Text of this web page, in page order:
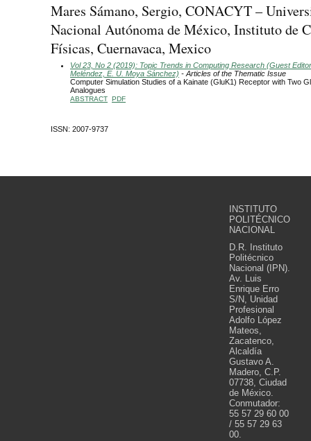
Mares Sámano, Sergio, CONACYT –
Nacional Autónoma de México, Instituto de
Físicas, Cuernavaca, Mexico
Vol 23, No 2 (2019): Topic Trends in Computing Research (Guest
Meléndez, E. U. Moya Sánchez) - Articles of the Thematic Issue
Computer Simulation Studies of a Kainate (GluK1) Receptor with Two
Analogues
ABSTRACT PDF
ISSN: 2007-9737
INSTITUTO
POLITÉCNICO
NACIONAL
D.R. Instituto
Politécnico
Nacional (IPN).
Av. Luis
Enrique Erro
S/N, Unidad
Profesional
Adolfo López
Mateos,
Zacatenco,
Alcaldía
Gustavo A.
Madero, C.P.
07738, Ciudad
de México.
Conmutador:
55 57 29 60 00
/ 55 57 29 63
00.